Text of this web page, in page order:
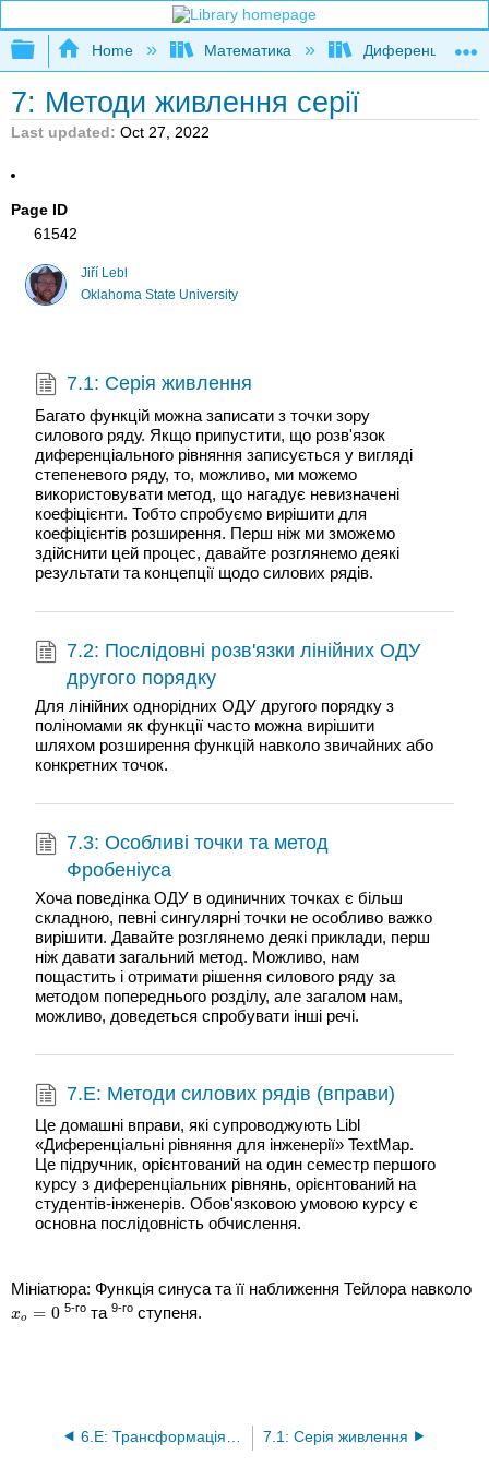
Expand/collapse global hierarchy
Home Математика Диференційні
7: Методи живлення серії
Last updated Oct 27, 2022
Page ID
61542
Jiří Lebl
Oklahoma State University
7.1: Серія живлення
Багато функцій можна записати з точки зору
силового ряду. Якщо припустити, що розв'язок
диференціального рівняння записується у вигляді
степеневого ряду, то, можливо, ми можемо
використовувати метод, що нагадує невизначені
коефіцієнти. Тобто спробуємо вирішити для
коефіцієнтів розширення. Перш ніж ми зможемо
здійснити цей процес, давайте розглянемо деякі
результати та концепції щодо силових рядів.
7.2: Послідовні розв'язки лінійних ОДУ
другого порядку
Для лінійних однорідних ОДУ другого порядку з
поліномами як функції часто можна вирішити
шляхом розширення функцій навколо звичайних або
конкретних точок.
7.3: Особливі точки та метод
Фробеніуса
Хоча поведінка ОДУ в одиничних точках є більш
складною, певні сингулярні точки не особливо важко
вирішити. Давайте розглянемо деякі приклади, перш
ніж давати загальний метод. Можливо, нам
пощастить і отримати рішення силового ряду за
методом попереднього розділу, але загалом нам,
можливо, доведеться спробувати інші речі.
7.E: Методи силових рядів (вправи)
Це домашні вправи, які супроводжують Libl
«Диференціальні рівняння для інженерії» TextMap.
Це підручник, орієнтований на один семестр першого
курсу з диференціальних рівнянь, орієнтований на
студентів-інженерів. Обов'язковою умовою курсу є
основна послідовність обчислення.
Мініатюра: Функція синуса та її наближення Тейлора навколо
xo = 0
xo =0 5-гота 9-гоступеня.
7.1: Серія живлення